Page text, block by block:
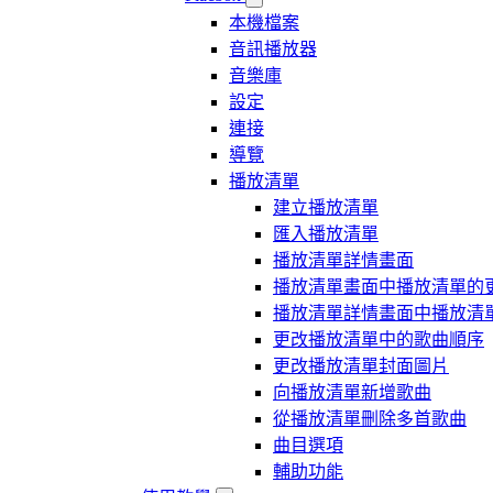
本機檔案
音訊播放器
音樂庫
設定
連接
導覽
播放清單
建立播放清單
匯入播放清單
播放清單詳情畫面
播放清單畫面中播放清單的
播放清單詳情畫面中播放清
更改播放清單中的歌曲順序
更改播放清單封面圖片
向播放清單新增歌曲
從播放清單刪除多首歌曲
曲目選項
輔助功能